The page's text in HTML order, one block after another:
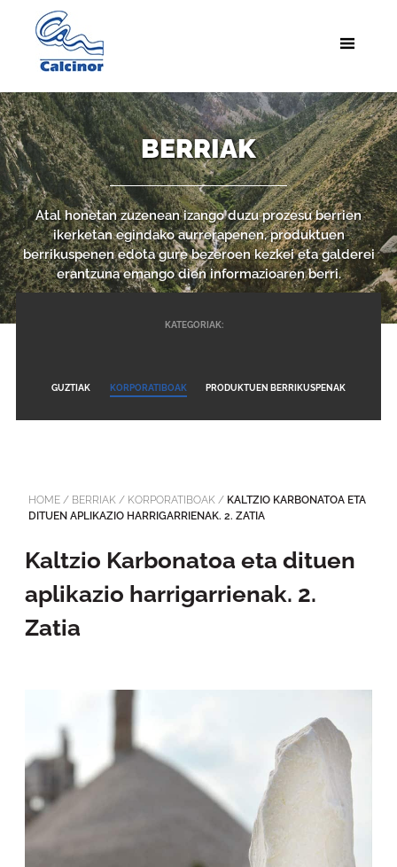
BERRIAK
Atal honetan zuzenean izango duzu prozesu berrien
ikerketan egindako aurrerapenen, produktuen
berrikuspenen edota gure bezeroen kezkei eta galderei
erantzuna emango dien informazioaren berri.
KATEGORIAK:
GUZTIAK KORPORATIBOAK PRODUKTUEN BERRIKUSPENAK
HOME/ BERRIAK/ KORPORATIBOAK/ KALTZIO KARBONATOA ETA
DITUEN APLIKAZIO HARRIGARRIENAK. 2. ZATIA
Kaltzio Karbonatoa eta dituen
aplikazio harrigarrienak. 2.
Zatia